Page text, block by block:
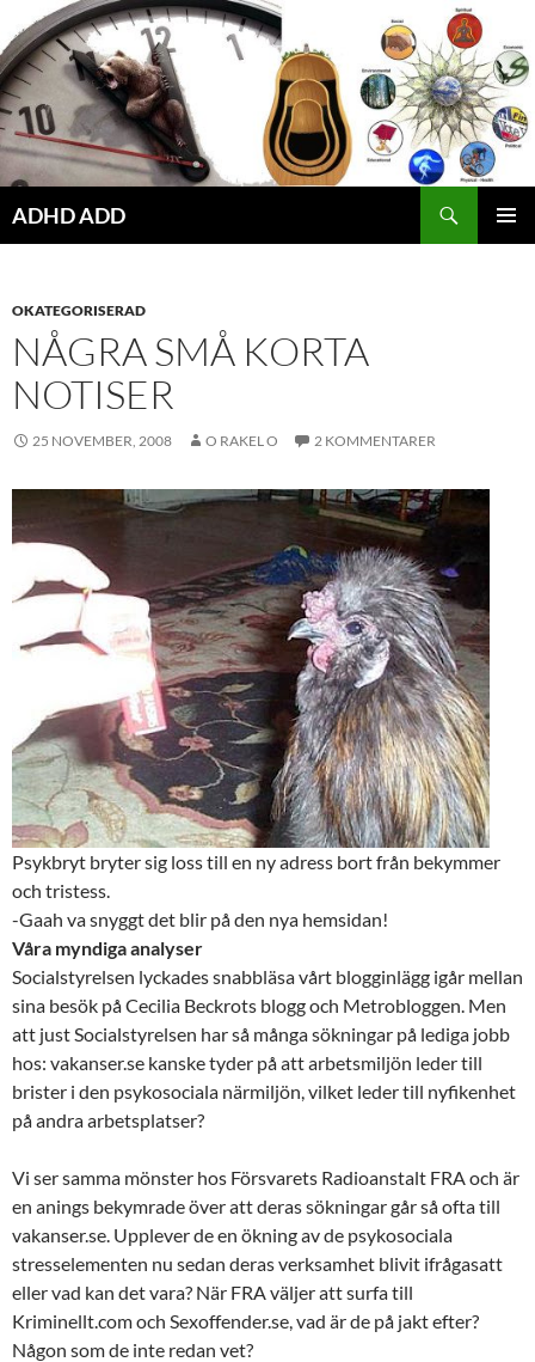
Hoppa
till
innehåll
ADHD ADD
OKATEGORISERAD
NÅGRA SMÅ KORTA
NOTISER
25 NOVEMBER, 2008 O RAKEL O 2 KOMMENTARER
Psykbryt bryter sig loss till en ny adress bort från bekymmer
och tristess.
-Gaah va snyggt det blir på den nya hemsidan!
Våra myndiga analyser
Socialstyrelsen lyckades snabbläsa vårt blogginlägg igår mellan
sina besök på Cecilia Beckrots blogg och Metrobloggen. Men
att just Socialstyrelsen har så många sökningar på lediga jobb
hos: vakanser.se kanske tyder på att arbetsmiljön leder till
brister i den psykosociala närmiljön, vilket leder till nyfikenhet
på andra arbetsplatser?
Vi ser samma mönster hos Försvarets Radioanstalt FRA och är
en anings bekymrade över att deras sökningar går så ofta till
vakanser.se. Upplever de en ökning av de psykosociala
stresselementen nu sedan deras verksamhet blivit ifrågasatt
eller vad kan det vara? När FRA väljer att surfa till
Kriminellt.com och Sexoffender.se, vad är de på jakt efter?
Någon som de inte redan vet?